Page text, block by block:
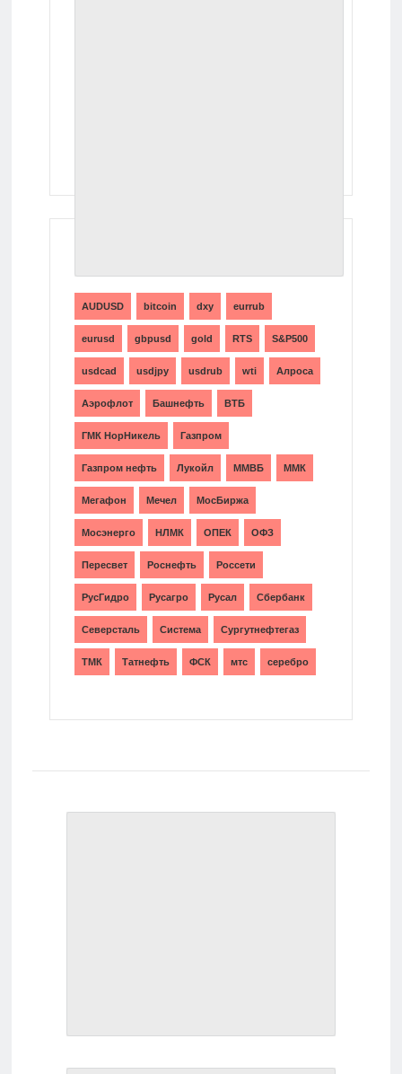
AUDUSD bitcoin dxy eurrub
eurusd gbpusd gold RTS S&P500
usdcad usdjpy usdrub wti Алроса
Аэрофлот Башнефть ВТБ
ГМК НорНикель Газпром
Газпром нефть Лукойл ММВБ ММК
Мегафон Мечел МосБиржа
Мосэнерго НЛМК ОПЕК ОФЗ
Пересвет Роснефть Россети
РусГидро Русагро Русал Сбербанк
Северсталь Система Сургутнефтегаз
ТМК Татнефть ФСК мтс серебро